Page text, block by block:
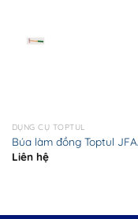
DỤNG CỤ TOPTUL
Búa làm đồng Toptul
Liên hệ